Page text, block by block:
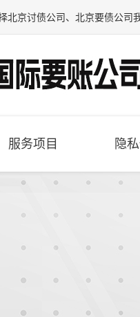
北京讨债公司、 北京要债公司
服务项目 隐